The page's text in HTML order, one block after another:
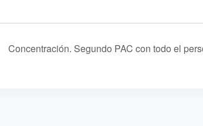
Concentración. Segundo PAC con todo el